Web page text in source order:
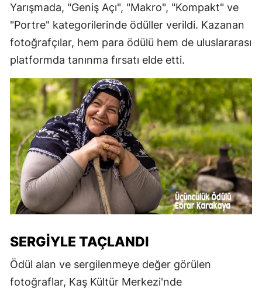
Yarışmada, "Geniş Açı", "Makro", "Kompakt" ve
"Portre" kategorilerinde ödüller verildi. Kazanan
fotoğrafçılar, hem para ödülü hem de uluslararası
platformda tanınma fırsatı elde etti.
SERGIYLE TAÇLANDI
Ödül alan ve sergilenmeye değer görülen
fotoğraflar, Kaş Kültür Merkezi'nde